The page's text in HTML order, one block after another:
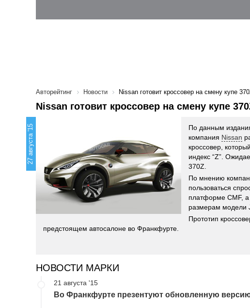
Авторейтинг Новости Nissan готовит кроссовер на смену купе
Nissan готовит кроссовер на смену купе
27 августа '15
По данным
компания Nissan
кроссовер,
индекс “Z”.
370Z.
По мнению
пользоваться
платформе CMF,
размерам модели
Прототип
предстоящем автосалоне во Франкфурте.
НОВОСТИ МАРКИ
21 августа '15
Во Франкфурте презентуют обновленную